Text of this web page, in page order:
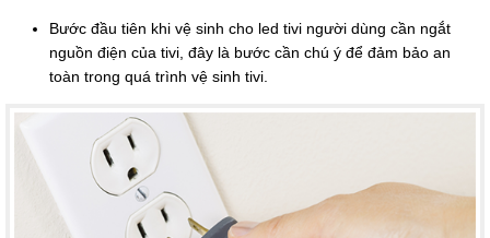
Bước đầu tiên khi vệ sinh cho led tivi người dùng cần ngắt
nguồn điện của tivi, đây là bước cần chú ý để đảm bảo an
toàn trong quá trình vệ sinh tivi.